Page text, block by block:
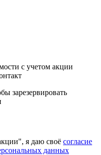
с учетом акции
зарезервировать
я даю своё согласие
данных